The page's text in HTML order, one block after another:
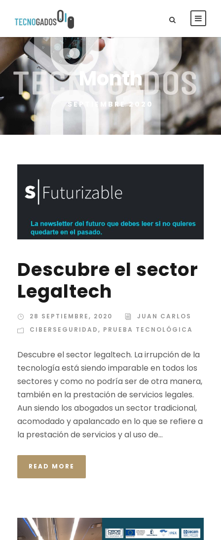
Month
SEPTIEMBRE 2020
Descubre el sector
Legaltech
28 SEPTIEMBRE, 2020
JUAN CARLOS
CIBERSEGURIDAD, PRUEBA TECNOLÓGICA
Descubre el sector legaltech. La irrupción de la
tecnología está siendo imparable en todos los
sectores y como no podría ser de otra manera,
también en la prestación de servicios legales.
Aun siendo los abogados un sector tradicional,
acomodado y apalancado en lo que se refiere a
la prestación de servicios y al uso de...
READ MORE